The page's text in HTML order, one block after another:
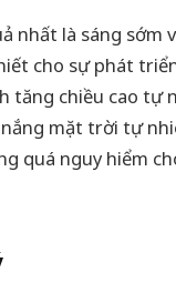
nhất là sáng sớm
cho sự phát
tăng chiều cao tự
mặt trời tự
quá nguy hiểm